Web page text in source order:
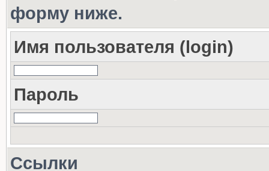
форму ниже.
Имя пользователя (login)
Пароль
Ссылки